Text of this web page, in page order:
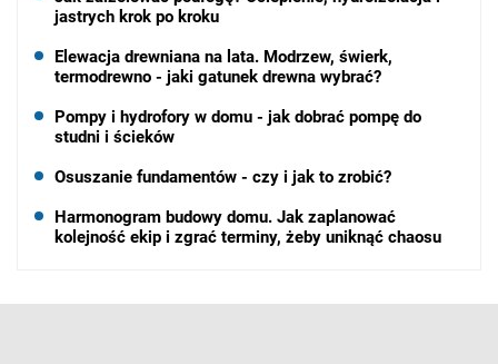
jastrych krok po kroku
Elewacja drewniana na lata. Modrzew, świerk,
termodrewno - jaki gatunek drewna wybrać?
Pompy i hydrofory w domu - jak dobrać pompę do
studni i ścieków
Osuszanie fundamentów - czy i jak to zrobić?
Harmonogram budowy domu. Jak zaplanować
kolejność ekip i zgrać terminy, żeby uniknąć chaosu